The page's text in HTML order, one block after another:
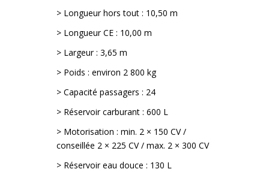
> Longueur hors tout : 10,50 m
> Longueur CE : 10,00 m
> Largeur : 3,65 m
> Poids : environ 2 800 kg
> Capacité passagers : 24
> Réservoir carburant : 600 L
> Motorisation : min. 2 × 150 CV /
conseillée 2 × 225 CV / max. 2 × 300 CV
> Réservoir eau douce : 130 L